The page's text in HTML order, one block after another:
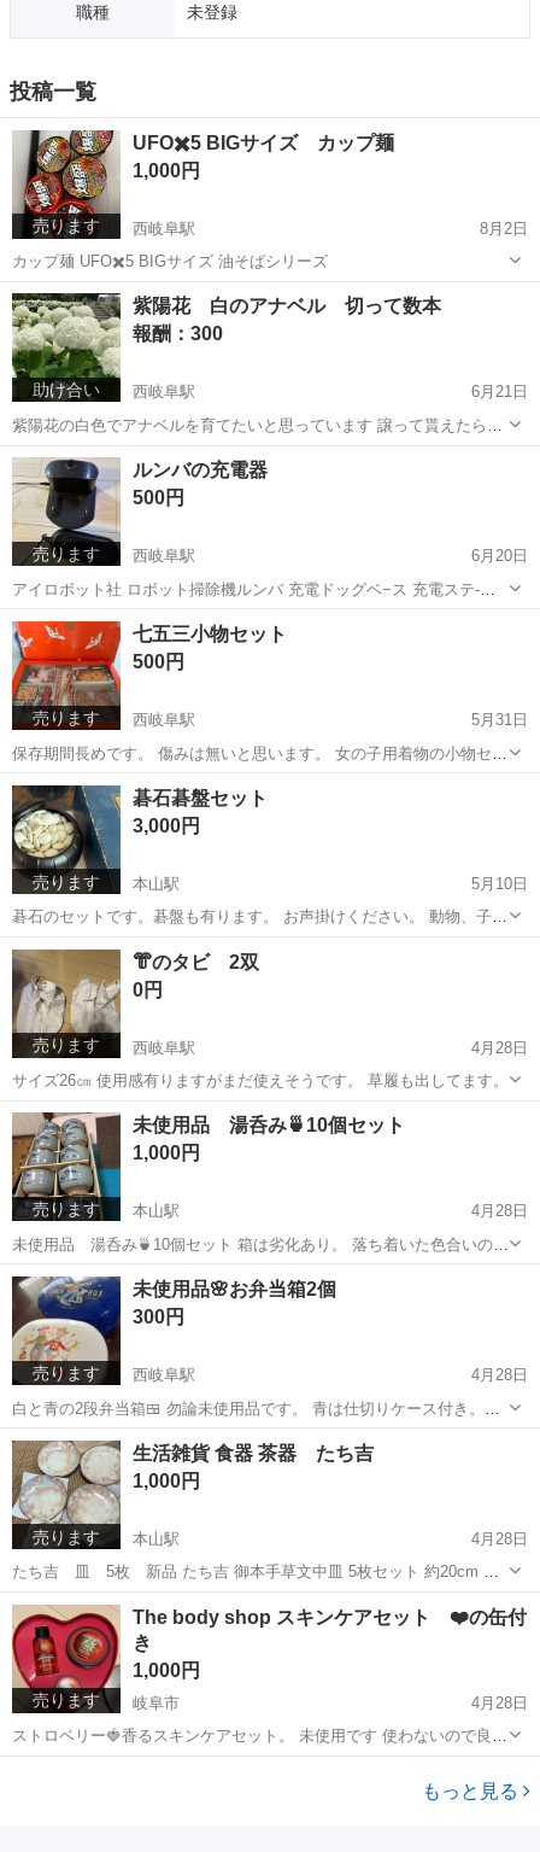
職種 未登録
投稿一覧
売ります
UFO✖️5 BIGサイズ カップ麺
1,000円
西岐阜駅
8月2日
カップ麺 UFO✖️5 BIGサイズ 油そばシリーズ
岐阜 岐阜市 西岐阜駅 食品
助け合い
紫陽花 白のアナベル 切って数本
報酬：300
西岐阜駅
6月21日
紫陽花の白色でアナベルを育てたいと思っています 譲って貰えたら大
切に育てたいと思います。 先終わったものを数本切って分けてもらえ
たら嬉しいです。 よろしくお願いします
岐阜 岐阜市 西岐阜駅 買いたい/ください
売ります
ルンバの充電器
500円
西岐阜駅
6月20日
アイロボット社 ロボット掃除機ルンバ 充電ドッグベ−ス 充電ステ-シ
ョン これはiRobot社のロボット掃除機「ルンバ」用の充電ドック（ホ
ームベース）と電源コードです。 対応機種: ルンバの500、600、700
シリーズ...
岐阜 岐阜市 西岐阜駅 生活家電
売ります
七五三小物セット
500円
西岐阜駅
5月31日
保存期間長めです。 傷みは無いと思います。 女の子用着物の小物セッ
トになります。 着物、帯は着きません。 よろしくお願いします。
岐阜 岐阜市 西岐阜駅 子供用品
売ります
碁石碁盤セット
3,000円
本山駅
5月10日
碁石のセットです。碁盤も有ります。 お声掛けください。 動物、子ど
も、タバコ無し生活です。
愛知 名古屋市 本山駅 囲碁、将棋、麻雀
売ります
👘のタビ 2双
0円
西岐阜駅
4月28日
サイズ26㎝ 使用感有りますがまだ使えそうです。 草履も出してます。
岐阜 岐阜市 西岐阜駅 服/ファッション
売ります
未使用品 湯呑み🍵10個セット
1,000円
本山駅
4月28日
未使用品 湯呑み🍵10個セット 箱は劣化あり。 落ち着いた色合いのセ
ットです。
愛知 名古屋市 本山駅 食器 湯呑み
売ります
未使用品🌸お弁当箱2個
300円
西岐阜駅
4月28日
白と青の2段弁当箱🍱 勿論未使用品です。 青は仕切りケース付き。白
は初めから有りません。 お弁当スタートの時期です。 2個まとめて受
け取り希望します。
岐阜 岐阜市 西岐阜駅 生活雑貨 弁当箱
売ります
生活雑貨 食器 茶器 たち吉
1,000円
本山駅
4月28日
たち吉 皿 5枚 新品 たち吉 御本手草文中皿 5枚セット 約20cm 新
品未使用です。 箱は破れ有り。
愛知 名古屋市
売ります
The body shop スキンケアセット ❤️の缶付
き
1,000円
岐阜市
4月28日
ストロベリー🍓香るスキンケアセット。 未使用です 使わないので良か
ったらどうぞ💕
もっと見る